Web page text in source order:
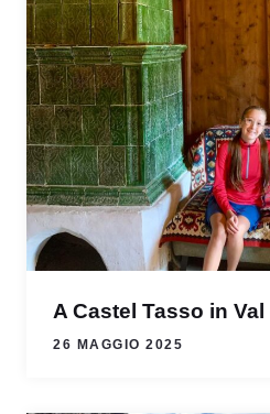
A Castel Tasso in Val
26 MAGGIO 2025